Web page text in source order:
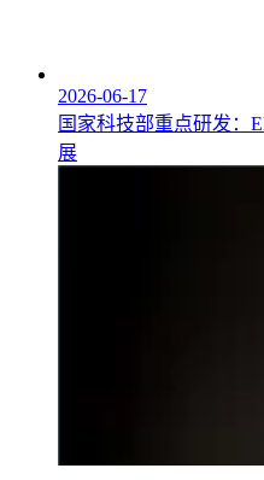
2026-06-17
国家科技部重点研发：
展